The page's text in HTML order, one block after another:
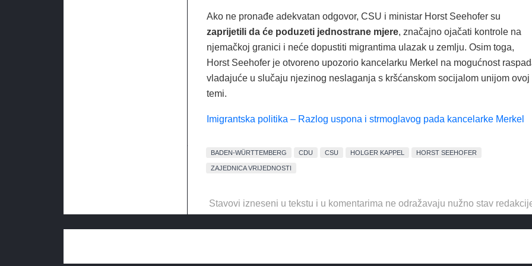
Ako ne pronađe adekvatan odgovor, CSU i ministar Horst Seehofer su
zaprijetili da će poduzeti jednostrane mjere, značajno ojačati kontrole na
njemačkoj granici i neće dopustiti migrantima ulazak u zemlju. Osim toga,
Horst Seehofer je otvoreno upozorio kancelarku Merkel na mogućnost
vladajuće u slučaju njezinog neslaganja s kršćanskom socijalom unijom ovoj
temi.
Imigrantska politika – Razlog uspona i strmoglavog pada kancelarke Merkel
BADEN-WÜRTTEMBERG CDU CSU HOLGER KAPPEL HORST SEEHOFER
ZAJEDNICA VRIJEDNOSTI
Stavovi izneseni u tekstu i u komentarima ne odražavaju nužno stav